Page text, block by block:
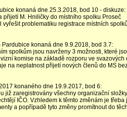
konaná dne 25.3.2018, bod 10 - diskuze:
přijetí M. Hniličky do místního spolku Proseč
vyřešit problematiku registrace místních
Pardubice konaná dne 9.9.2018, bod 3.7:
spolkům jsou navrženy 3 možnosti, které
komise na základě rozporu ve
na neplatnost přijetí nových členů do MS
konaného dne 19.9.2017, bod 6:
již zaregistrovány všechny organizační
IČO. Vzhledem k těmto změnám je
a popřípadě tyto změny promítnout do